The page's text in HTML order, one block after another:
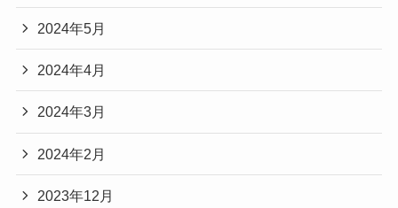
2024年5月
2024年4月
2024年3月
2024年2月
2023年12月